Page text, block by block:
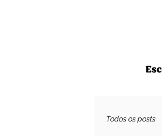
Todos os posts